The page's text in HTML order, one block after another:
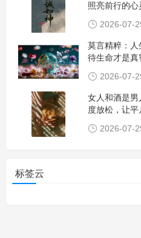
照亮前行的
2026-07-
莫言精粹：
待生命才是真
2026-07-
女人和酒是
度放松，让
2026-07-
标签云